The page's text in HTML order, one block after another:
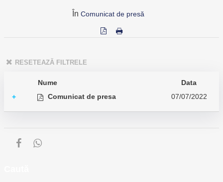
În Comunicat de presă
RESETEAZĂ FILTRELE
Nume
Data
+
Comunicat de presa 07/07/2022